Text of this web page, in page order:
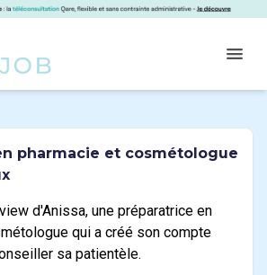
pharmacie et cosmétologue
d'Anissa, une préparatrice en
qui a créé son compte
sa patientèle.
cookies